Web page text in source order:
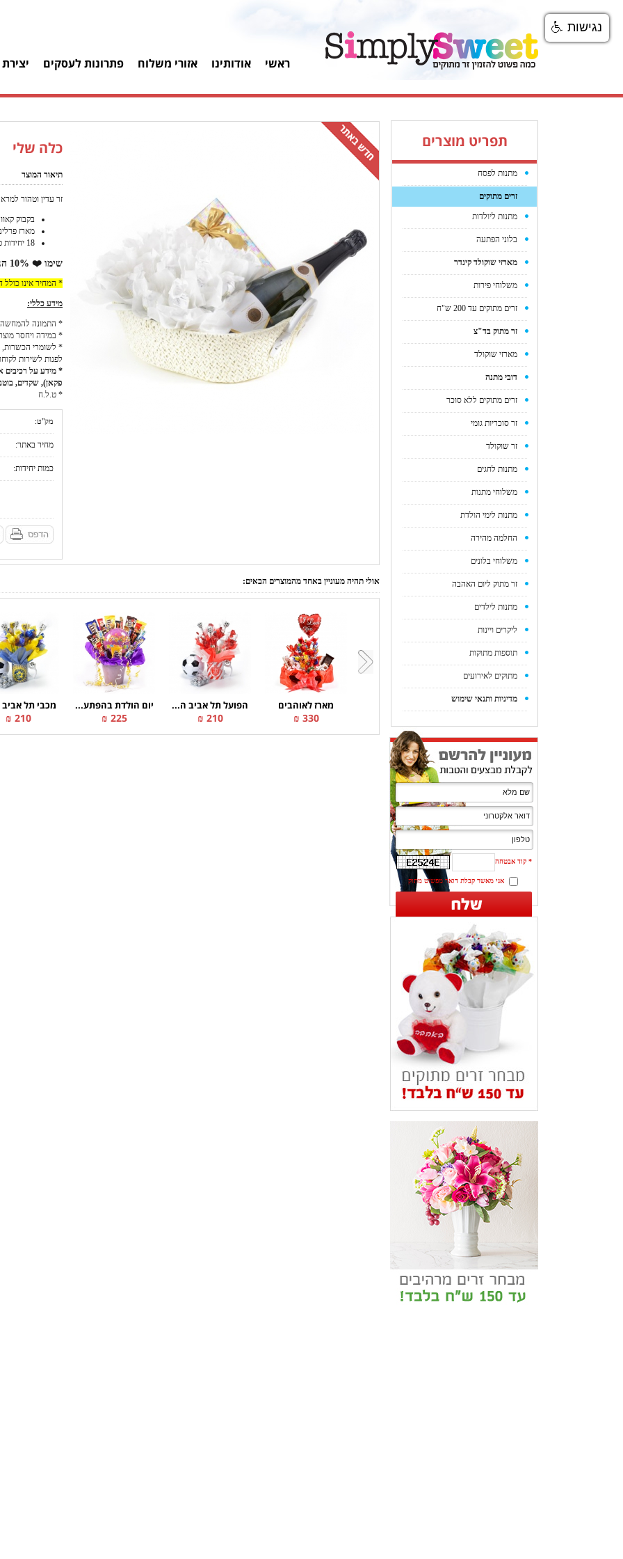
ראשי אודותינו אזורי משלוח פתרונות לעסקים
תפריט מוצרים
מתנות לפסח
זרים מתוקים
מתנות ליולדות
בלוני הפתעה
מארזי שוקולד קינדר
משלוחי פירות
זרים מתוקים עד 200 ש"ח
זר מתוק בד"צ
מארזי שוקולד
דובי מתנה
זרים מתוקים ללא סוכר
זר סוכריות גומי
זר שוקולד
מתנות לחגים
משלוחי מתנות
מתנות לימי הולדת
החלמה מהירה
משלוחי בלונים
זר מתוק ליום האהבה
מתנות לילדים
ליקרים ויינות
תוספות מתוקות
מתוקים לאירועים
מדיניות ותנאי שימוש
* קוד אבטחה
אני מאשר קבלת דואר מפשוט מתוק
כלה שלי
תיאור המוצר
זר עדין וטהור
בקבוק
מארז פרלינים
18 יחידות פרחי שוקולד לבנים
שימו ❤️ 10% הנחה למזמינים באתר!
* המחיר אינו
מידע כללי:
* התמונה
* במידה ויחסר
* לשומרי הכשרות,
לפנות לשירות
* מידע על רכיבים
פקאן), שקדים,
* ט.ל.ח
מק"ט:
מחיר באתר:
כמות יחידות:
אולי תהיה מעוניין באחד מהמוצרים הבאים:
מארז לאוהבים
330 ₪
הפועל תל אביב ה...
210 ₪
יום הולדת בהפתע...
225 ₪
מכבי תל
210 ₪
נגישות